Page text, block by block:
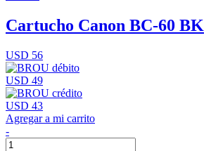
Cartucho Canon BC-60 BK
USD 56
USD 49
USD 43
Agregar a mi carrito
-